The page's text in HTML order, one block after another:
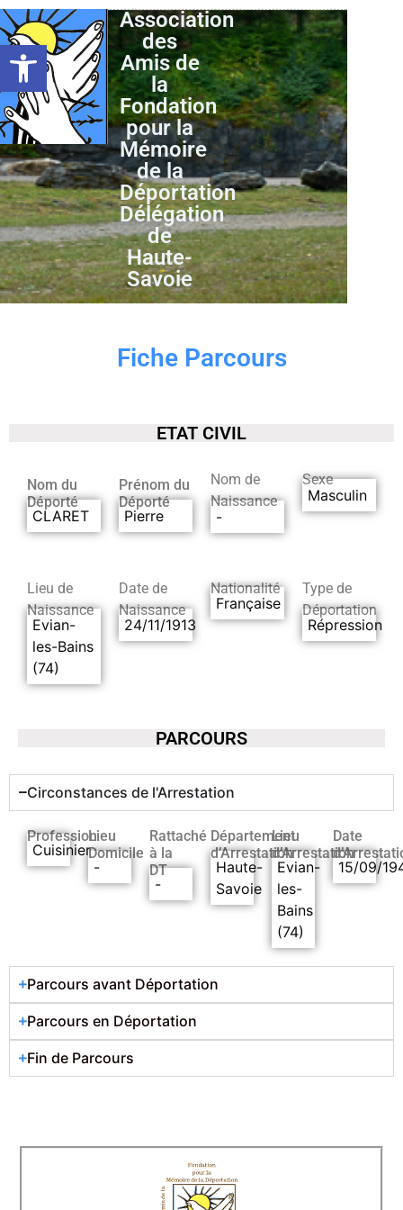
Ouvrir la barre d’outils
Association
des
Amis de
la
Fondation
pour la
Mémoire
de la
Déportation
Délégation
de
Haute-
Savoie
Fiche Parcours
ETAT CIVIL
Nom du
Déporté
CLARET
Prénom du
Déporté
Pierre
Nom de
Naissance
-
Sexe
Masculin
Lieu de
Naissance
Evian-
les-Bains
(74)
Date de
Naissance
24/11/1913
Nationalité
Française
Type de
Déportation
Répression
PARCOURS
Circonstances de l'Arrestation
Profession
Cuisinier
Lieu
Domicile
-
Rattaché
à la
DT
-
Département
d’Arrestation
Haute-
Savoie
Lieu
d’Arrestation
Evian-
les-
Bains
(74)
Date
15/09/
Parcours avant Déportation
Parcours en Déportation
Fin de Parcours